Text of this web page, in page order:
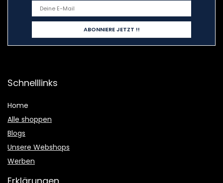
Schnelllinks
Home
Alle shoppen
Blogs
Unsere Webshops
Werben